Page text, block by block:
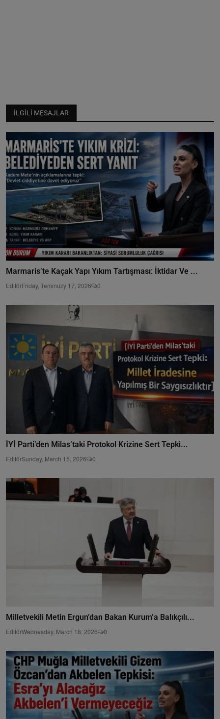
İLGILI MESAJLAR
Marmaris’te Kaçak Yapı Yıkım Tartışması: İktidar Ve ...
EditörFriday, Temmuzy 17, 2026 0
İYİ Parti’den Milas’taki Protokol Krizine Sert Tepki...
EditörSunday, March 15, 2026 0
Milletvekili Metin Ergun’dan Bakan Kurum’a Balıkçılı...
EditörWednesday, March 18, 2026 0